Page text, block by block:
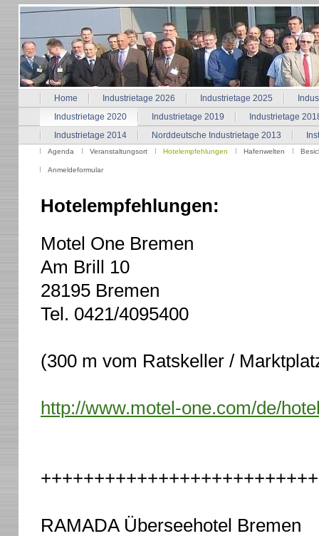
Home Industrietage 2026 Industrietage 2025
Industrietage 2020
Industrietage 2019
Industrietage
Industrietage 2014
Norddeutsche Industrietage 2013
Agenda Veranstaltungsort Hotelempfehlungen Hafenwelten
Anmeldeformular
Hotelempfehlungen:
Motel One Bremen
Am Brill 10
28195 Bremen
Tel. 0421/4095400
(300 m vom Ratskeller /
http://www.motel-one.com/de/
RAMADA Überseehotel Bremen